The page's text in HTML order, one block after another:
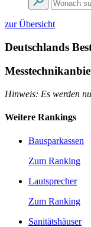
zur Übersicht
Deutschlands
Hinweis: Es werden
Weitere Rankings
Bausparkassen
Zum Ranking
Lautsprecher
Zum Ranking
Sanitätshäuser